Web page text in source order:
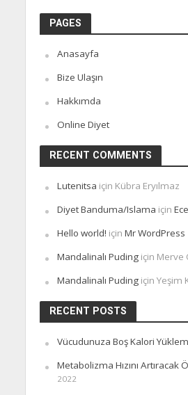
PAGES
Anasayfa
Bize Ulaşın
Hakkımda
Online Diyet
RECENT COMMENTS
Lutenitsa için Kübra Eryılmaz
Diyet Banduma/Islama için
Hello world! için Mr WordPress
Mandalinalı Pudingiçin Merve
Mandalinalı Pudingiçin Yeşim
RECENT POSTS
Vücudunuza Boş Kalori
Metabolizma Hızını Artıracak
2022